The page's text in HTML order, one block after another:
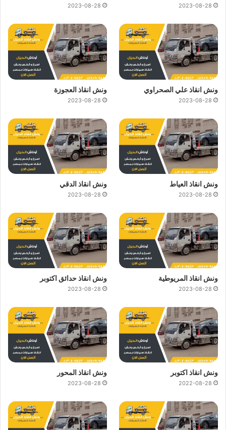
2023-08-28
2023-08-28
ونش انقاذ علي الصحراوي
2023-08-28
ونش انقاذ العجوزة
2023-08-28
ونش انقاذ العياط
2023-08-28
ونش انقاذ الدقي
2023-08-28
ونش انقاذ المريوطية
2023-08-28
ونش انقاذ حدائق اكتوبر
2023-08-28
ونش انقاذ اكتوبر
2022-08-28
ونش انقاذ المحور
2023-08-28